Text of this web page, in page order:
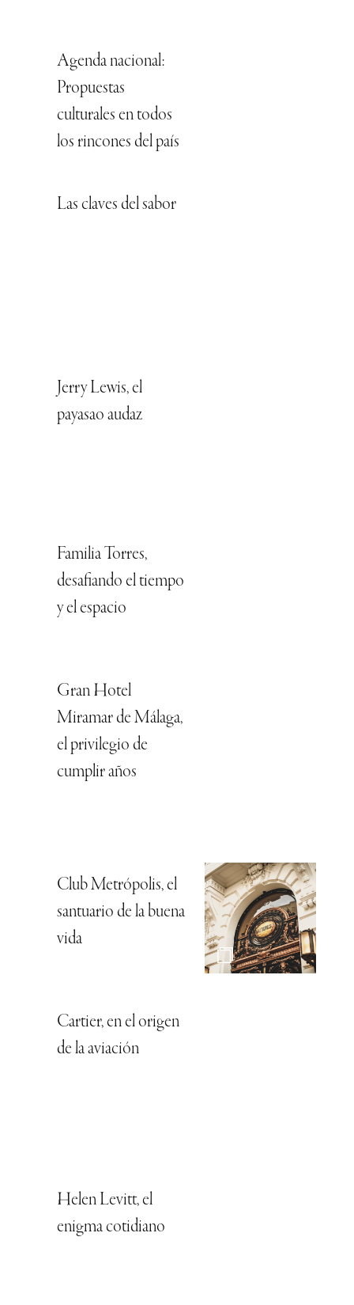
Agenda nacional:
Propuestas
culturales en todos
los rincones del país
Las claves del sabor
Jerry Lewis, el
payasao audaz
Familia Torres,
desafiando el tiempo
y el espacio
Gran Hotel
Miramar de Málaga,
el privilegio de
cumplir años
Club Metrópolis, el
santuario de la buena
vida
Cartier, en el origen
de la aviación
Helen Levitt, el
enigma cotidiano